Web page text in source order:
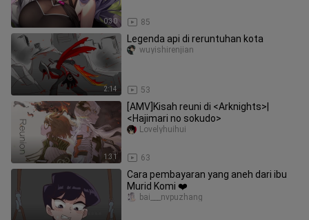
0:30 85
2:14
Legenda api di reruntuhan kota
53
wuyishirenjian
1:31
[AMV]Kisah reuni di <Arknights>|
<Hajimari no sokudo>
63
Lovelyhuihui
Cara pembayaran yang aneh dari ibu
Murid Komi ❤️
bai___nvpuzhang